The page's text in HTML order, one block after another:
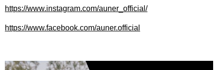
https://www.instagram.com/auner_official/
https://www.facebook.com/auner.official